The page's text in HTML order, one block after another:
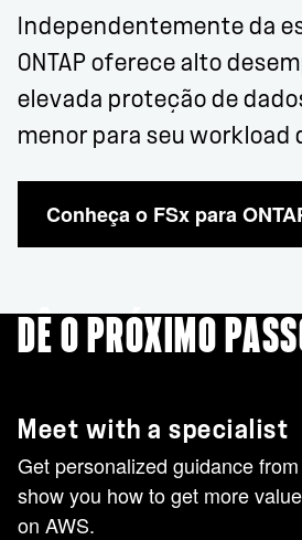
Independentemente da
ONTAP oferece alto
elevada proteção de
menor para seu workload
Conheça o FSx para
DÊ O PRÓXIMO
Meet with a specialist
Get personalized guidance
show you how to get more
on AWS.